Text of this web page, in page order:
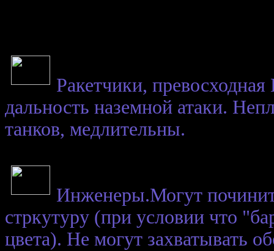
Ракетчики,
дальность наземной атаки.
танков, медлительны.
Инженеры.Могут
стркутуру (при условии что
цвета). Не могут захватывать